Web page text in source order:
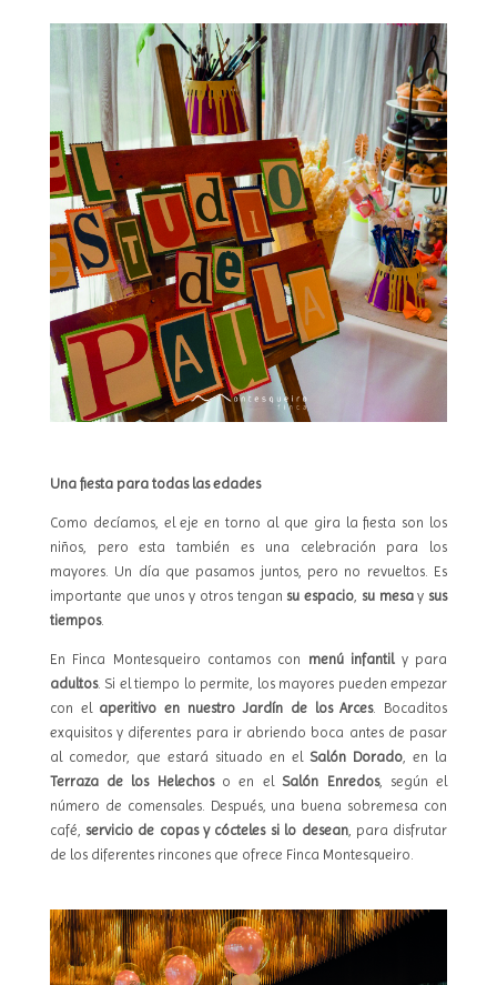
Una fiesta para todas las edades
Como decíamos, el eje en torno al que gira la fiesta son los
niños, pero esta también es una celebración para los
mayores. Un día que pasamos juntos, pero no revueltos. Es
importante que unos y otros tengan su espacio su mesay sus
tiempos.
En Finca Montesqueiro contamos con menú infantil y para
adultos. Si el tiempo lo permite, los mayores pueden empezar
con el aperitivo en nuestro Jardín de los Arces. Bocaditos
exquisitos y diferentes para ir abriendo boca antes de pasar
al comedor, que estará situado en elSalón Dorado , en la
Terraza de los Helechos o en elSalón Enredos, según el
número de comensales. Después, una buena sobremesa con
café, servicio de copas y cócteles si lo desean, para disfrutar
de los diferentes rincones que ofrece Finca Montesqueiro.